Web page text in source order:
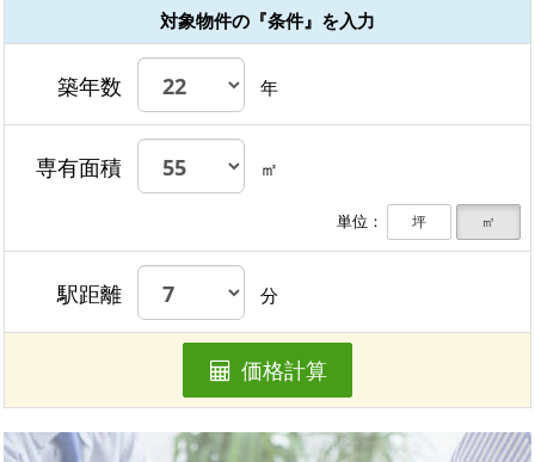
対象物件の『条件』を入力
築年数 年
専有面積 ㎡
単位： 坪 ㎡
駅距離 分
価格計算